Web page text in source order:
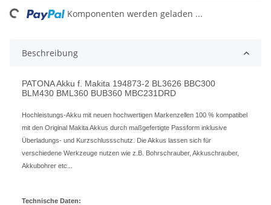
Komponenten werden geladen ...
Beschreibung
PATONA Akku f. Makita 194873-2 BL3626 BBC300
BLM430 BML360 BUB360 MBC231DRD
Hochleistungs-Akku mit neuen hochwertigen Markenzellen 100 % kompatibel
mit den Original Makita Akkus durch maßgefertigte Passform inklusive
Überladungs- und Kurzschlussschutz. Die Akkus lassen sich für
verschiedene Werkzeuge nutzen wie z.B. Bohrschrauber, Akkuschrauber,
Akkubohrer etc...
Technische Daten: